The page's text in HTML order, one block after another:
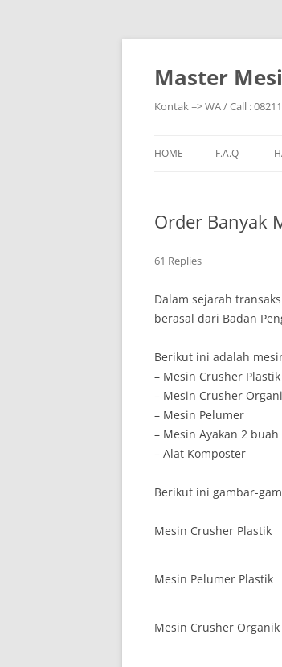
Skip
Master
Kontak => WA / Call :
HOME F.A.Q
Order Banyak
61 Replies
Dalam sejarah
berasal dari Badan
Berikut ini adalah
– Mesin Crusher Plastik
– Mesin Crusher
– Mesin Pelumer
– Mesin Ayakan 2 buah
– Alat Komposter
Berikut ini gambar-
Mesin Crusher Plastik
Mesin Pelumer Plastik
Mesin Crusher Organik